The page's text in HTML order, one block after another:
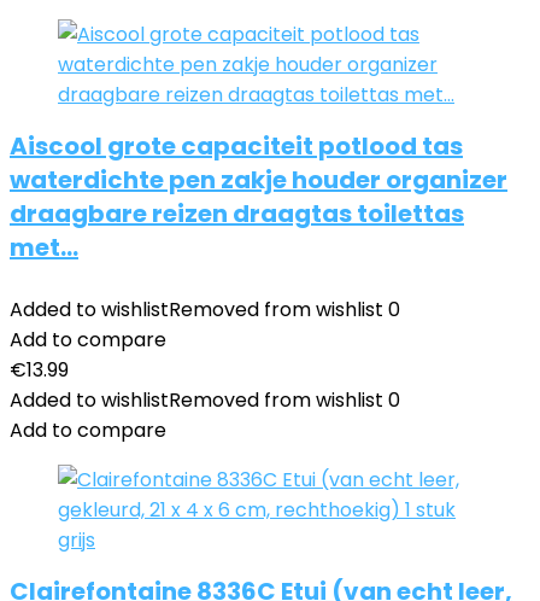
Aiscool grote capaciteit potlood tas
waterdichte pen zakje houder organizer
draagbare reizen draagtas toilettas
met…
Added to wishlistRemoved from wishlist 0
Add to compare
€13.99
Added to wishlistRemoved from wishlist 0
Add to compare
Clairefontaine 8336C Etui (van echt leer,